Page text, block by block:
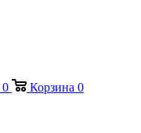
0 Корзина 0